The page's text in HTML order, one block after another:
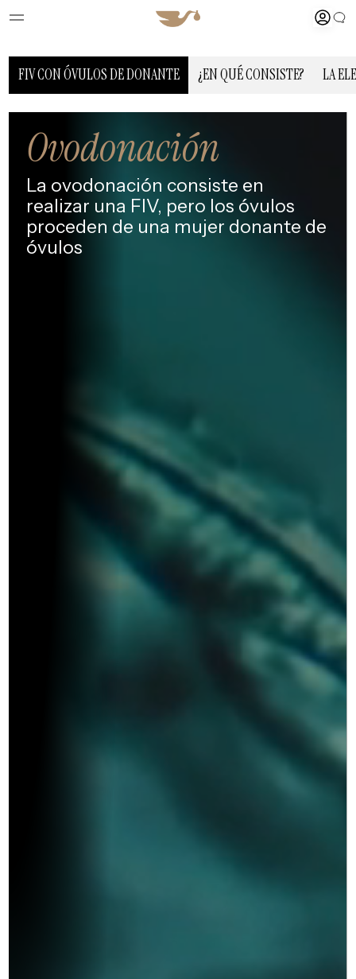
FIV CON ÓVULOS DE DONANTE ¿EN QUÉ CONSISTE? LA
Ovodonación
La ovodonación consiste en
realizar una FIV, pero los óvulos
proceden de una mujer donante de
óvulos